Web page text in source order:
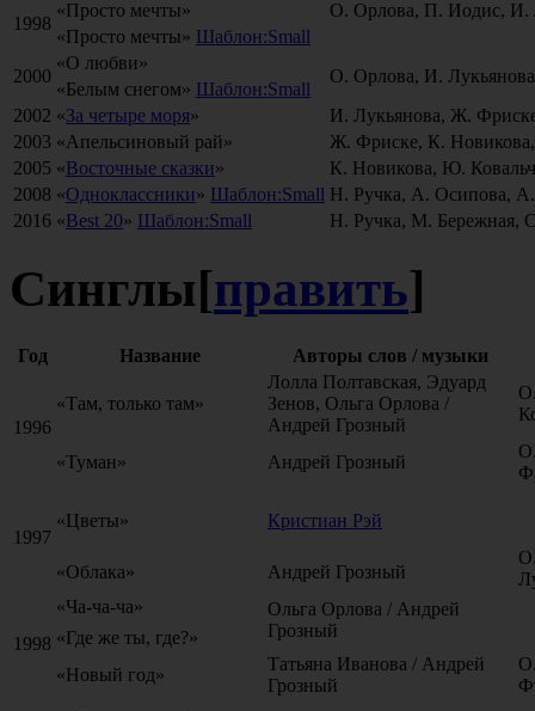
О. Орлова, П. Иодис, И.
1998
«Просто мечты»
«Просто мечты» Шаблон:Small
2000
«О любви»
О. Орлова, И.
«Белым снегом» Шаблон:Small
2002 «За четыре моря»
И. Лукьянова, Ж.
2003 «Апельсиновый рай»
Ж. Фриске, К.
2005 «Восточные сказки»
К. Новикова, Ю.
2008 «Одноклассники» Шаблон:Small Н. Ручка, А. Осипова,
2016 «Best 20» Шаблон:Small Н. Ручка, М. Бережная,
Синглы[править]
Год Название Авторы слов / музыки
1996
«Там, только там»
Лолла Полтавская, Эдуард
Зенов, Ольга Орлова /
Андрей Грозный
«Туман» Андрей Грозный
1997
«Цветы»
Кристиан Рэй
«Облака» Андрей Грозный
1998
«Ча-ча-ча»
Ольга Орлова / Андрей
Грозный
«Где же ты, где?»
«Новый год»
Татьяна Иванова / Андрей
Грозный